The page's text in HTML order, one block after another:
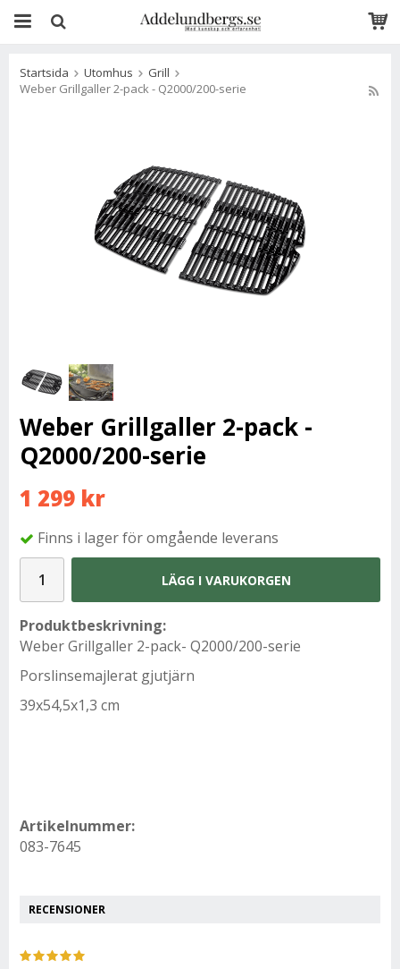
Startsida Utomhus
Grill
Weber Grillgaller 2-pack - Q2000/200-serie
Weber Grillgaller 2-pack -
Q2000/200-serie
1 299 kr
Finns i lager för omgående leverans
LÄGG I VARUKORGEN
Produktbeskrivning:
Weber Grillgaller 2-pack- Q2000/200-serie
Porslinsemajlerat gjutjärn
39x54,5x1,3 cm
Artikelnummer:
083-7645
RECENSIONER